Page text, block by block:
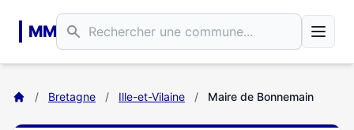
MM
/ Bretagne / Ille-et-Vilaine / Maire de Bonnemain